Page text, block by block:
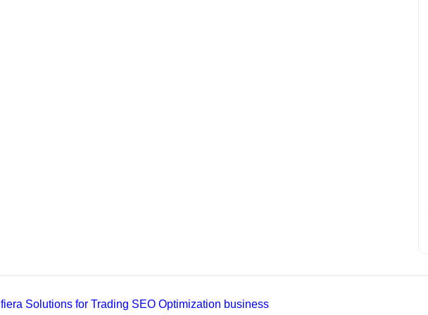
fiera Solutions for Trading SEO Optimization business